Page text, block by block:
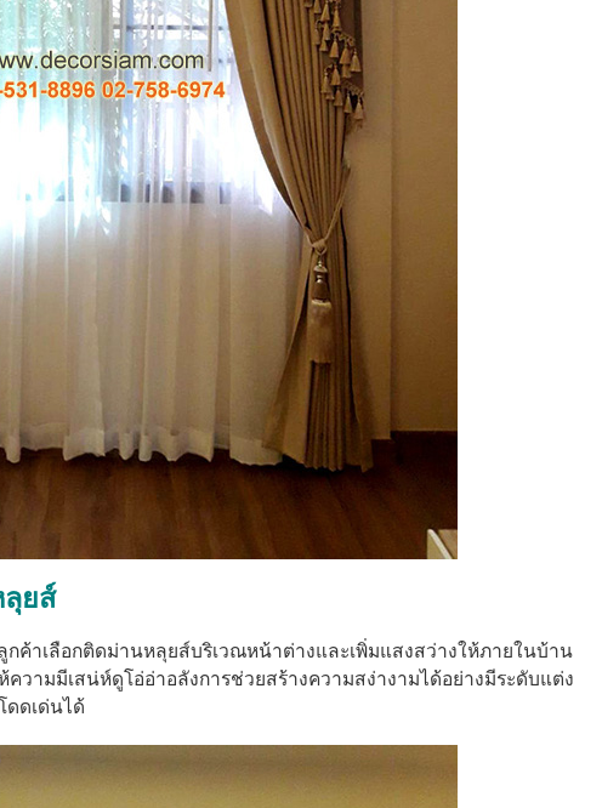
ยส์
ค้าเลือกติดม่านหลุยส์บริเวณหน้าต่างและเพิ่มแสงสว่างให้ภายในบ้าน
วามมีเสน่ห์ดูโอ่อ่าอลังการช่วยสร้างความสง่างามได้อย่างมีระดับแต่ง
ดดเด่นได้